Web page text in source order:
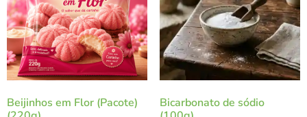
Beijinhos em Flor (Pacote)
Bicarbonato de sódio